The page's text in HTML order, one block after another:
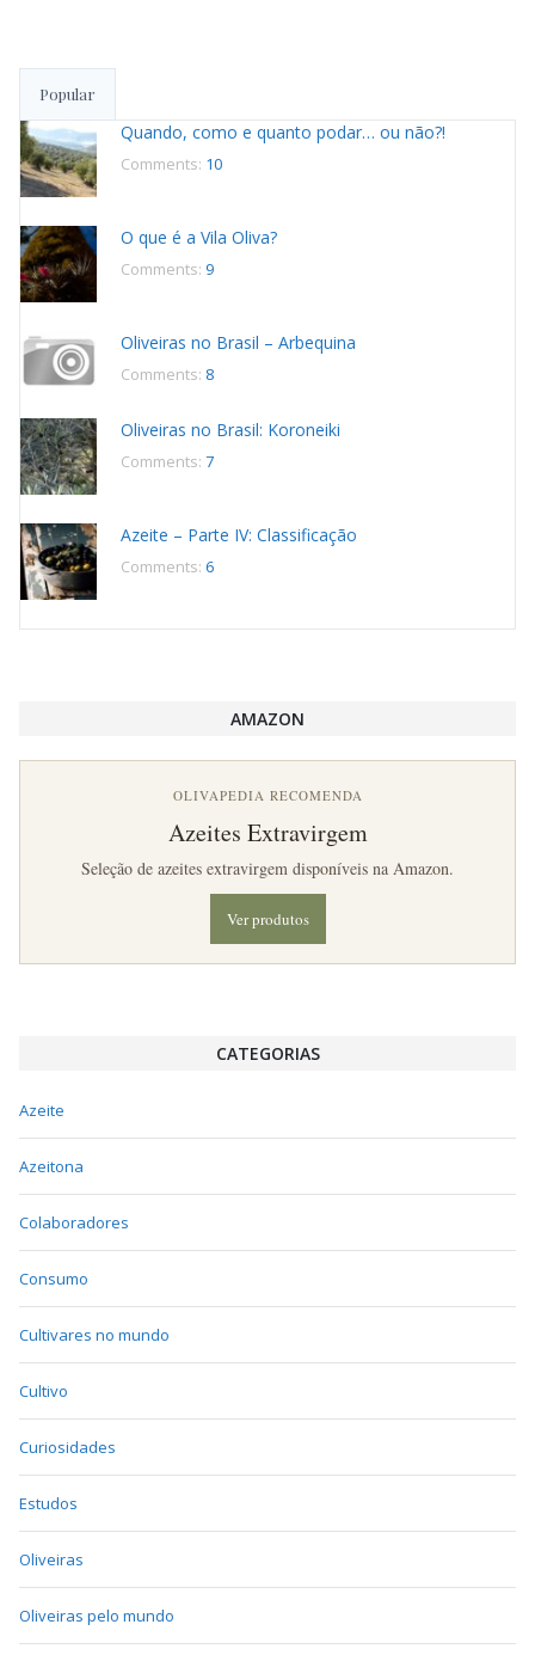
Popular
Quando, como e quanto podar… ou não?!
Comments: 10
O que é a Vila Oliva?
Comments: 9
Oliveiras no Brasil – Arbequina
Comments: 8
Oliveiras no Brasil: Koroneiki
Comments: 7
Azeite – Parte IV: Classificação
Comments: 6
AMAZON
OLIVAPEDIA RECOMENDA
Azeites Extravirgem
Seleção de azeites extravirgem disponíveis na Amazon.
Ver produtos
CATEGORIAS
Azeite
Azeitona
Colaboradores
Consumo
Cultivares no mundo
Cultivo
Curiosidades
Estudos
Oliveiras
Oliveiras pelo mundo